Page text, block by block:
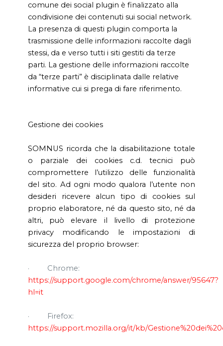
comune dei social plugin è finalizzato alla
condivisione dei contenuti sui social network.
La presenza di questi plugin comporta la
trasmissione delle informazioni raccolte dagli
stessi, da e verso tutti i siti gestiti da terze
parti. La gestione delle informazioni raccolte
da “terze parti” è disciplinata dalle relative
informative cui si prega di fare riferimento.
Gestione dei cookies
SOMNUS ricorda che la disabilitazione totale
o parziale dei cookies c.d. tecnici può
compromettere l’utilizzo delle funzionalità
del sito. Ad ogni modo qualora l’utente non
desideri ricevere alcun tipo di cookies sul
proprio elaboratore, né da questo sito, né da
altri, può elevare il livello di protezione
privacy modificando le impostazioni di
sicurezza del proprio browser:
·
Chrome:
https://support.google.com/chrome/answer/95647?
hl=it
·
Firefox:
https://support.mozilla.org/it/kb/